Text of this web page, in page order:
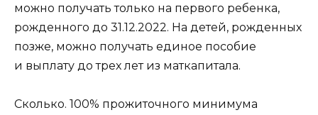
можно получать только на первого ребенка,
рожденного до 31.12.2022. На детей, рожденных
позже, можно получать единое пособие
и выплату до трех лет из маткапитала.
Сколько. 100% прожиточного минимума